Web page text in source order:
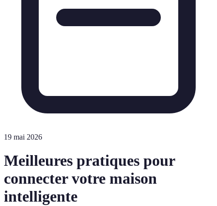
19 mai 2026
Meilleures pratiques pour
connecter votre maison
intelligente